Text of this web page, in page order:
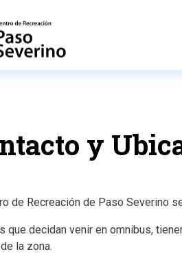
y
de Recreación de Paso Severino
que decidan venir en omnibus,
la zona.